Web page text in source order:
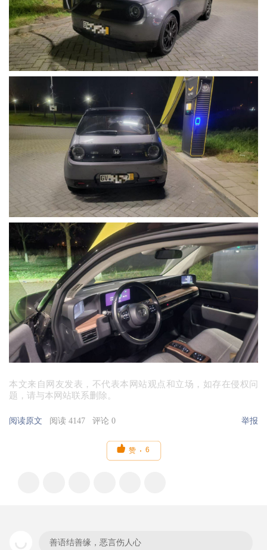
本文来自网友发表，不代表本网站观点和立场，如存在侵权问
题，请与本网站联系删除。
阅读原文 阅读 4147 评论 0 举报
 赞 6
善语结善缘，恶言伤人心